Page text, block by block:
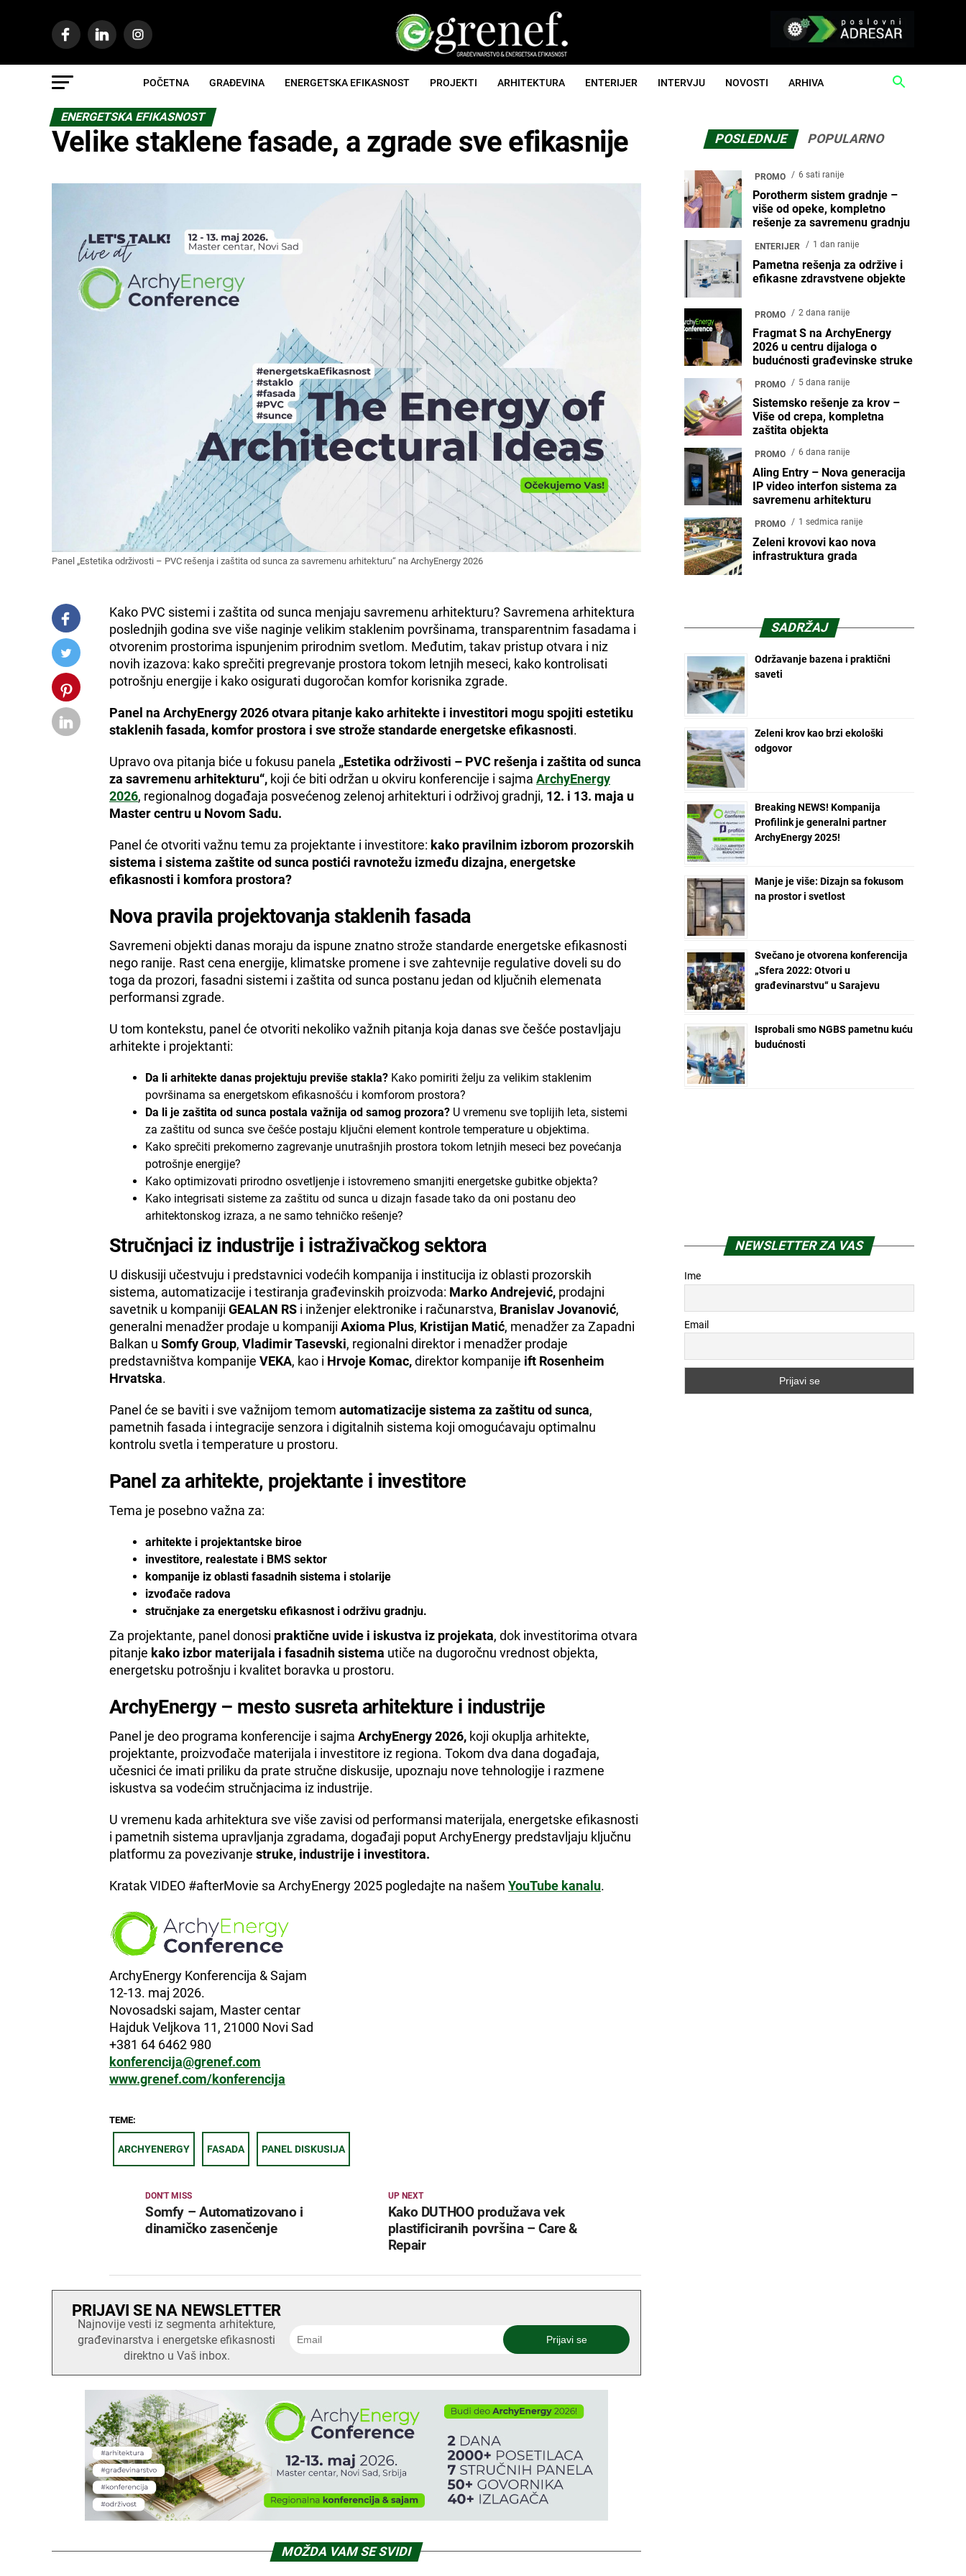
POČETNA GRAĐEVINA ENERGETSKA EFIKASNOST PROJEKTI ARHITEKTURA ENTERIJER INTERVJU NOVOSTI ARHIVA
ENERGETSKA EFIKASNOST
Velike staklene fasade, a zgrade sve efikasnije
Panel „Estetika održivosti – PVC rešenja i zaštita od sunca za savremenu arhitekturu“ na ArchyEnergy 2026
Kako PVC sistemi i zaštita od sunca menjaju savremenu arhitekturu? Savremena arhitektura
poslednjih godina sve više naginje velikim staklenim površinama, transparentnim fasadama i
otvorenim prostorima ispunjenim prirodnim svetlom. Međutim, takav pristup otvara i niz
novih izazova: kako sprečiti pregrevanje prostora tokom letnjih meseci, kako kontrolisati
potrošnju energije i kako osigurati dugoročan komfor korisnika zgrade.
Panel na ArchyEnergy 2026 otvara pitanje kako arhitekte i investitori mogu spojiti estetiku
staklenih fasada, komfor prostora i sve strože standarde energetske efikasnosti.
Upravo ova pitanja biće u fokusu panela „Estetika održivosti – PVC rešenja i zaštita od sunca
za savremenu arhitekturu“, koji će biti održan u okviru konferencije i sajma ArchyEnergy
2026, regionalnog događaja posvećenog zelenoj arhitekturi i održivoj gradnji, 12. i 13. maja u
Master centru u Novom Sadu.
Panel će otvoriti važnu temu za projektante i investitore: kako pravilnim izborom prozorskih
sistema i sistema zaštite od sunca postići ravnotežu između dizajna, energetske
efikasnosti i komfora prostora?
Nova pravila projektovanja staklenih fasada
Savremeni objekti danas moraju da ispune znatno strože standarde energetske efikasnosti
nego ranije. Rast cena energije, klimatske promene i sve zahtevnije regulative doveli su do
toga da prozori, fasadni sistemi i zaštita od sunca postanu jedan od ključnih elemenata
performansi zgrade.
U tom kontekstu, panel će otvoriti nekoliko važnih pitanja koja danas sve češće postavljaju
arhitekte i projektanti:
Da li arhitekte danas projektuju previše stakla? Kako pomiriti želju za velikim staklenim
površinama sa energetskom efikasnošću i komforom prostora?
Da li je zaštita od sunca postala važnija od samog prozora? U vremenu sve toplijih leta, sistemi
za zaštitu od sunca sve češće postaju ključni element kontrole temperature u objektima.
Kako sprečiti prekomerno zagrevanje unutrašnjih prostora tokom letnjih meseci bez povećanja
potrošnje energije?
Kako optimizovati prirodno osvetljenje i istovremeno smanjiti energetske gubitke objekta?
Kako integrisati sisteme za zaštitu od sunca u dizajn fasade tako da oni postanu deo
arhitektonskog izraza, a ne samo tehničko rešenje?
Stručnjaci iz industrije i istraživačkog sektora
U diskusiji učestvuju i predstavnici vodećih kompanija i institucija iz oblasti prozorskih
sistema, automatizacije i testiranja građevinskih proizvoda: Marko Andrejević, prodajni
savetnik u kompaniji GEALAN RS i inženjer elektronike i računarstva, Branislav Jovanović,
generalni menadžer prodaje u kompaniji Axioma Plus, Kristijan Matić, menadžer za Zapadni
Balkan u Somfy Group, Vladimir Tasevski, regionalni direktor i menadžer prodaje
predstavništva kompanije VEKA, kao i Hrvoje Komac, direktor kompanije ift Rosenheim
Hrvatska.
Panel će se baviti i sve važnijom temom automatizacije sistema za zaštitu od sunca,
pametnih fasada i integracije senzora i digitalnih sistema koji omogućavaju optimalnu
kontrolu svetla i temperature u prostoru.
Panel za arhitekte, projektante i investitore
Tema je posebno važna za:
arhitekte i projektantske biroe
investitore, realestate i BMS sektor
kompanije iz oblasti fasadnih sistema i stolarije
izvođače radova
stručnjake za energetsku efikasnost i održivu gradnju.
Za projektante, panel donosi praktične uvide i iskustva iz projekata, dok investitorima otvara
pitanje kako izbor materijala i fasadnih sistema utiče na dugoročnu vrednost objekta,
energetsku potrošnju i kvalitet boravka u prostoru.
ArchyEnergy – mesto susreta arhitekture i industrije
Panel je deo programa konferencije i sajma ArchyEnergy 2026, koji okuplja arhitekte,
projektante, proizvođače materijala i investitore iz regiona. Tokom dva dana događaja,
učesnici će imati priliku da prate stručne diskusije, upoznaju nove tehnologije i razmene
iskustva sa vodećim stručnjacima iz industrije.
U vremenu kada arhitektura sve više zavisi od performansi materijala, energetske efikasnosti
i pametnih sistema upravljanja zgradama, događaji poput ArchyEnergy predstavljaju ključnu
platformu za povezivanje struke, industrije i investitora.
Kratak VIDEO #afterMovie sa ArchyEnergy 2025 pogledajte na našem YouTube kanalu.
ArchyEnergy Konferencija & Sajam
12-13. maj 2026.
Novosadski sajam, Master centar
Hajduk Veljkova 11, 21000 Novi Sad
+381 64 6462 980
konferencija@grenef.com
www.grenef.com/konferencija
TEME:
ARCHYENERGY FASADA PANEL DISKUSIJA
UP NEXT
Kako DUTHOO produžava vek
plastificiranih površina – Care &
Repair
DON'T MISS
Somfy – Automatizovano i
dinamičko zasenčenje
PRIJAVI SE NA NEWSLETTER
Najnovije vesti iz segmenta arhitekture,
građevinarstva i energetske efikasnosti
direktno u Vaš inbox.
MOŽDA VAM SE SVIDI
POSLEDNJE POPULARNO
PROMO 6 sati ranije
Porotherm sistem gradnje –
više od opeke, kompletno
rešenje za savremenu gradnju
ENTERIJER 1 dan ranije
Pametna rešenja za održive i
efikasne zdravstvene objekte
PROMO 2 dana ranije
Fragmat S na ArchyEnergy
2026 u centru dijaloga o
budućnosti građevinske struke
PROMO 5 dana ranije
Sistemsko rešenje za krov –
Više od crepa, kompletna
zaštita objekta
PROMO 6 dana ranije
Aling Entry – Nova generacija
IP video interfon sistema za
savremenu arhitekturu
PROMO 1 sedmica ranije
Zeleni krovovi kao nova
infrastruktura grada
SADRŽAJ
Održavanje bazena i praktični
saveti
Zeleni krov kao brzi ekološki
odgovor
Breaking NEWS! Kompanija
Profilink je generalni partner
ArchyEnergy 2025!
Manje je više: Dizajn sa fokusom
na prostor i svetlost
Svečano je otvorena konferencija
„Sfera 2022: Otvori u
građevinarstvu“ u Sarajevu
Isprobali smo NGBS pametnu kuću
budućnosti
NEWSLETTER ZA VAS
Ime
Email